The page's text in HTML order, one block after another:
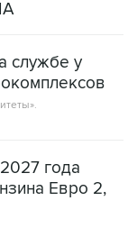
службе у
года
Евро 2,